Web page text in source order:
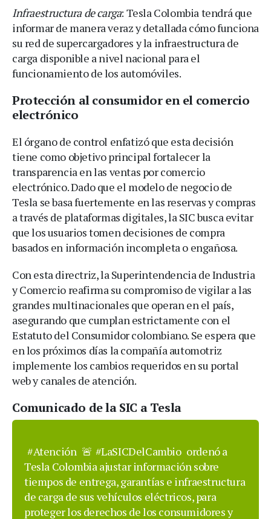
Infraestructura de carga: Tesla Colombia tendrá que
informar de manera veraz y detallada cómo funciona
su red de supercargadores y la infraestructura de
carga disponible a nivel nacional para el
funcionamiento de los automóviles.
Protección al consumidor en el comercio
electrónico
El órgano de control enfatizó que esta decisión
tiene como objetivo principal fortalecer la
transparencia en las ventas por comercio
electrónico. Dado que el modelo de negocio de
Tesla se basa fuertemente en las reservas y compras
a través de plataformas digitales, la SIC busca evitar
que los usuarios tomen decisiones de compra
basados en información incompleta o engañosa.
Con esta directriz, la Superintendencia de Industria
y Comercio reafirma su compromiso de vigilar a las
grandes multinacionales que operan en el país,
asegurando que cumplan estrictamente con el
Estatuto del Consumidor colombiano. Se espera que
en los próximos días la compañía automotriz
implemente los cambios requeridos en su portal
web y canales de atención.
Comunicado de la SIC a Tesla
#Atención 🚨 #LaSICDelCambio ordenó a
Tesla Colombia ajustar información sobre
tiempos de entrega, garantías e infraestructura
de carga de sus vehículos eléctricos, para
proteger los derechos de los consumidores y